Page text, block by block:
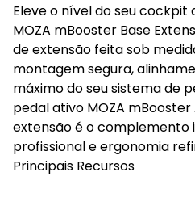
Eleve o nível do seu cockpit
MOZA mBooster Base
de extensão feita sob
montagem segura,
máximo do seu sistema de
pedal ativo MOZA
extensão é o complemento
profissional e ergonomia
Principais Recursos